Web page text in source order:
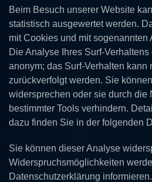
Beim Besuch unserer Website
statistisch ausgewertet werden.
mit Cookies und mit sogenannten
Die Analyse Ihres Surf-Verhaltens
anonym; das Surf-Verhalten kann
zurückverfolgt werden. Sie
widersprechen oder sie durch die
bestimmter Tools verhindern.
dazu finden Sie in der folgenden
Sie können dieser Analyse
Widerspruchsmöglichkeiten
Datenschutzerklärung informieren.